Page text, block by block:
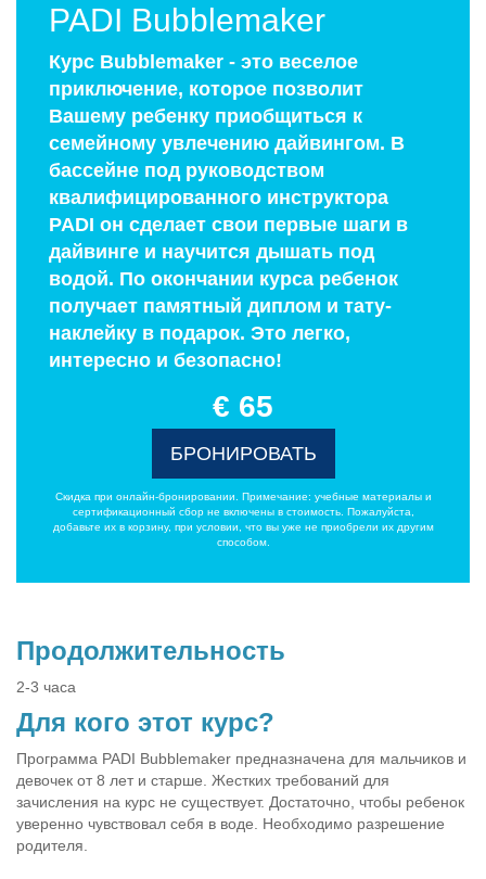
PADI Bubblemaker
Курс Bubblemaker - это веселое
приключение, которое позволит
Вашему ребенку приобщиться к
семейному увлечению дайвингом. В
бассейне под руководством
квалифицированного инструктора
PADI он сделает свои первые шаги в
дайвинге и научится дышать под
водой. По окончании курса ребенок
получает памятный диплом и тату-
наклейку в подарок. Это легко,
интересно и безопасно!
€ 65
БРОНИРОВАТЬ
Скидка при онлайн-бронировании. Примечание: учебные материалы и
сертификационный сбор не включены в стоимость. Пожалуйста,
добавьте их в корзину, при условии, что вы уже не приобрели их другим
способом.
Продолжительность
2-3 часа
Для кого этот курс?
Программа PADI Bubblemaker предназначена для мальчиков и
девочек от 8 лет и старше. Жестких требований для
зачисления на курс не существует. Достаточно, чтобы ребенок
уверенно чувствовал себя в воде. Необходимо разрешение
родителя.